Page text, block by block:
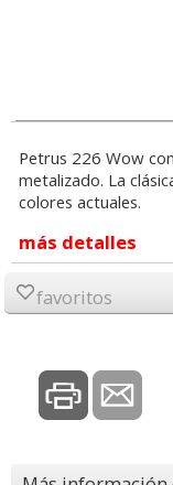
Petrus 226 Wow
metalizado. La
colores actuales.
más detalles
favoritos